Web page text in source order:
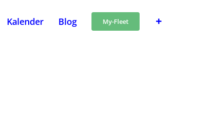
Kalender Blog My-Fleet